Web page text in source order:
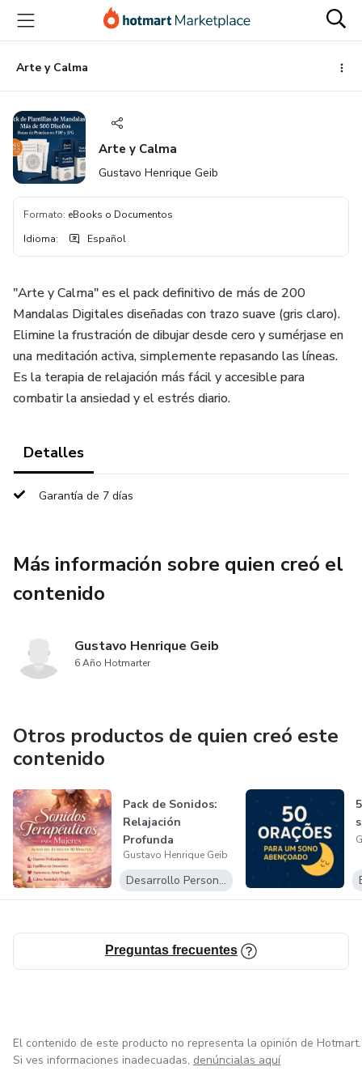
principal
página
de
página
Arte y Calma
Arte y Calma
Gustavo Henrique Geib
Formato: eBooks o Documentos
Idioma: Español
"Arte y Calma" es el pack definitivo de más de 200
Mandalas Digitales diseñadas con trazo suave (gris claro).
Elimine la frustración de dibujar desde cero y sumérjase en
una meditación activa, simplemente repasando las líneas.
Es la terapia de relajación más fácil y accesible para
combatir la ansiedad y el estrés diario.
Detalles
Garantía de 7 días
Más información sobre quien creó el
contenido
Gustavo Henrique Geib
6 Año Hotmarter
Otros productos de quien creó este
contenido
Pack de Sonidos:
Relajación
Profunda
Gustavo Henrique Geib
Desarrollo Personal
Preguntas frecuentes
El contenido de este producto no representa la opinión de Hotmart.
Si ves informaciones inadecuadas, denúncialas aquí